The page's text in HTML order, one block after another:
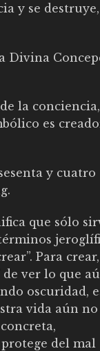
y se destruye,
Divina
la
es
y cuatro
que sólo
Para
de ver lo que
oscuridad,
vida aún no
del mal